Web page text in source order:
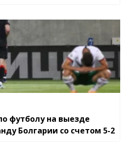
футболу на выезде
Болгарии со счетом 5-2